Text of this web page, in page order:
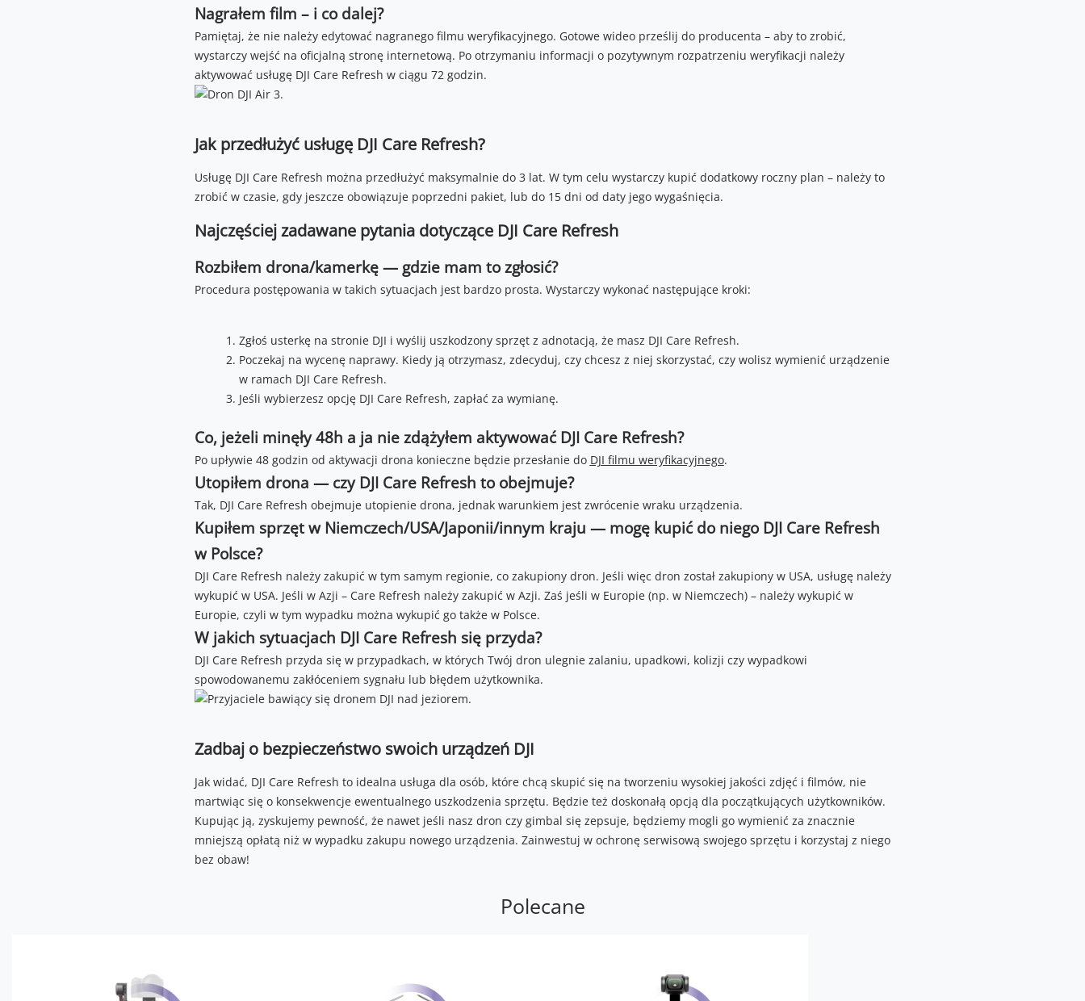
Nagrałem film – i co dalej?
Pamiętaj, że nie należy edytować nagranego filmu weryfikacyjnego. Gotowe wideo prześlij do producenta – aby to zrobić,
wystarczy wejść na oficjalną stronę internetową. Po otrzymaniu informacji o pozytywnym rozpatrzeniu weryfikacji należy
aktywować usługę DJI Care Refresh w ciągu 72 godzin.
Jak przedłużyć usługę DJI Care Refresh?
Usługę DJI Care Refresh można przedłużyć maksymalnie do 3 lat. W tym celu wystarczy kupić dodatkowy roczny plan – należy to
zrobić w czasie, gdy jeszcze obowiązuje poprzedni pakiet, lub do 15 dni od daty jego wygaśnięcia.
Najczęściej zadawane pytania dotyczące DJI Care Refresh
Rozbiłem drona/kamerkę — gdzie mam to zgłosić?
Procedura postępowania w takich sytuacjach jest bardzo prosta. Wystarczy wykonać następujące kroki:
Zgłoś usterkę na stronie DJI i wyślij uszkodzony sprzęt z adnotacją, że masz DJI Care Refresh.
Poczekaj na wycenę naprawy. Kiedy ją otrzymasz, zdecyduj, czy chcesz z niej skorzystać, czy wolisz wymienić urządzenie
w ramach DJI Care Refresh.
Jeśli wybierzesz opcję DJI Care Refresh, zapłać za wymianę.
Co, jeżeli minęły 48h a ja nie zdążyłem aktywować DJI Care Refresh?
Po upływie 48 godzin od aktywacji drona konieczne będzie przesłanie do DJI filmu weryfikacyjnego.
Utopiłem drona — czy DJI Care Refresh to obejmuje?
Tak, DJI Care Refresh obejmuje utopienie drona, jednak warunkiem jest zwrócenie wraku urządzenia.
Kupiłem sprzęt w Niemczech/USA/Japonii/innym kraju — mogę kupić do niego DJI Care Refresh
w Polsce?
DJI Care Refresh należy zakupić w tym samym regionie, co zakupiony dron. Jeśli więc dron został zakupiony w USA, usługę należy
wykupić w USA. Jeśli w Azji – Care Refresh należy zakupić w Azji. Zaś jeśli w Europie (np. w Niemczech) – należy wykupić w
Europie, czyli w tym wypadku można wykupić go także w Polsce.
W jakich sytuacjach DJI Care Refresh się przyda?
DJI Care Refresh przyda się w przypadkach, w których Twój dron ulegnie zalaniu, upadkowi, kolizji czy wypadkowi
spowodowanemu zakłóceniem sygnału lub błędem użytkownika.
Zadbaj o bezpieczeństwo swoich urządzeń DJI
Jak widać, DJI Care Refresh to idealna usługa dla osób, które chcą skupić się na tworzeniu wysokiej jakości zdjęć i filmów, nie
martwiąc się o konsekwencje ewentualnego uszkodzenia sprzętu. Będzie też doskonałą opcją dla początkujących użytkowników.
Kupując ją, zyskujemy pewność, że nawet jeśli nasz dron czy gimbal się zepsuje, będziemy mogli go wymienić za znacznie
mniejszą opłatą niż w wypadku zakupu nowego urządzenia. Zainwestuj w ochronę serwisową swojego sprzętu i korzystaj z niego
bez obaw!
Polecane